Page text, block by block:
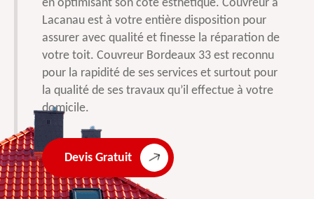
en optimisant son côté esthétique. Couvreur à
Lacanau est à votre entière disposition pour
assurer avec qualité et finesse la réparation de
votre toit. Couvreur Bordeaux 33 est reconnu
pour la rapidité de ses services et surtout pour
la qualité de ses travaux qu’il effectue à votre
domicile.
Devis Gratuit